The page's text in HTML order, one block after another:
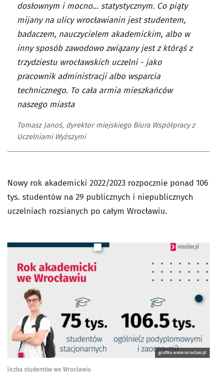
dosłownym i mocno... statystycznym. Co piąty
mijany na ulicy wrocławianin jest studentem,
badaczem, nauczycielem akademickim, albo w
inny sposób zawodowo związany jest z którąś z
trzydziestu wrocławskich uczelni - jako
pracownik administracji albo wsparcia
technicznego. To cała armia mieszkańców
naszego miasta
Tomasz Janoś, dyrektor miejskiego Biura Współpracy z
Uczelniami Wyższymi
Nowy rok akademicki 2022/2023 rozpocznie ponad 106
tys. studentów na 29 publicznych i niepublicznych
uczelniach rozsianych po całym Wrocławiu.
grafika www.wroclaw.pl
liczba studentów we Wrocławiu